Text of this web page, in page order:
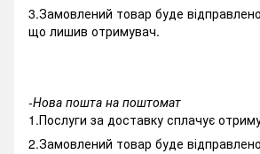
3.Замовлений товар буде
що лишив отримувач.
-Нова пошта на поштомат
1.Послуги за доставку сплачує
2.Замовлений товар буде